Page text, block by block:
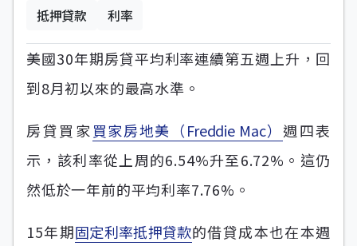
抵押貸款 利率
美國30年期房貸平均利率連續第五週上升，回
到8月初以來的最高水準。
房貸買家 買家房地美（Freddie Mac） 週四表
示，該利率從上周的6.54%升至6.72%。這仍
然低於一年前的平均利率7.76%。
15年期固定利率抵押貸款的借貸成本也在本週